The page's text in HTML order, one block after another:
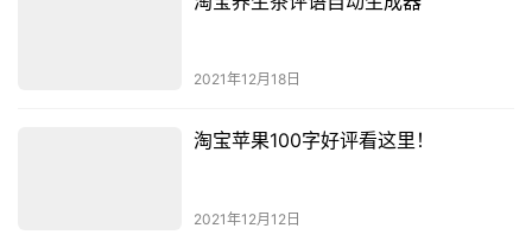
2021年12月18日
淘宝苹果100字好评看这里！
2021年12月12日